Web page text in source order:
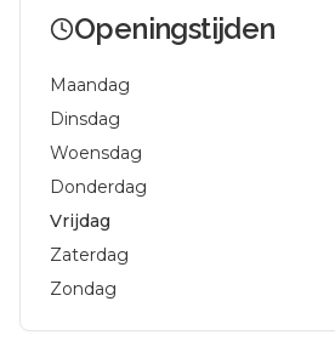
Openingstijden
Maandag
Dinsdag
Woensdag
Donderdag
Vrijdag
Zaterdag
Zondag